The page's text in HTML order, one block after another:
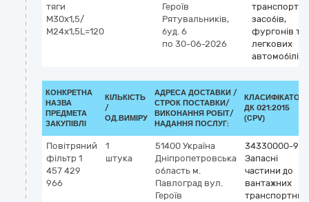
тяги
М30х1,5/
М24х1,5L=120
Героїв
Рятувальників,
буд. 6
по 30-06-2026
засобів,
фургонів та
легкових
автомобілів
КОНКРЕТНА
НАЗВА
ПРЕДМЕТА
ЗАКУПІВЛІ
КІЛЬКІСТЬ
/
ОД.ВИМІРУ
АДРЕСА ДОСТАВКИ /
СТРОК ПОСТАВКИ/
ВИКОНАННЯ РОБІТ/
НАДАННЯ ПОСЛУГ:
КЛАСИФІКАТОР
ДК 021:2015
(CPV)
Повітряний
фільтр 1
457 429
966
1
штука
51400 Україна
Дніпропетровська
область м.
Павлоград вул.
Героїв
34330000-9
Запасні
частини до
вантажних
транспортних